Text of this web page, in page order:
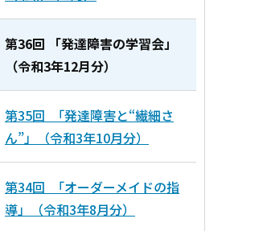
第36回 「発達障害の学習会」
（令和3年12月分）
第35回 「発達障害と“繊細さ
ん”」（令和3年10月分）
第34回 「オーダーメイドの指
導」（令和3年8月分）